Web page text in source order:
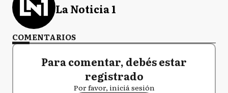
La Noticia 1
COMENTARIOS
Para comentar, debés estar
registrado
Por favor, iniciá sesión